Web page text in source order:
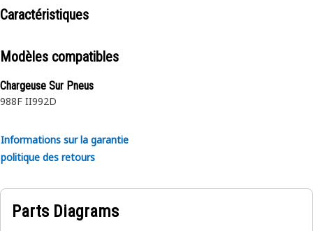
Caractéristiques
Modèles compatibles
Chargeuse Sur Pneus
988F II992D
Informations sur la garantie
politique des retours
Parts Diagrams